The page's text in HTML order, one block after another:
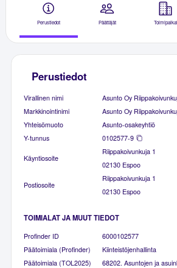
Perustiedot Päättäjät Toimipaikat
Perustiedot
Virallinen nimi
Asunto Oy
Markkinointinimi
Asunto Oy
Yhteisömuoto
Asunto-osakeyhtiö
Y-tunnus
0102577-9
Käyntiosoite
Riippakoivunkuja 1
02130 Espoo
Postiosoite
Riippakoivunkuja 1
02130 Espoo
TOIMIALAT JA MUUT TIEDOT
Profinder ID
6000102577
Päätoimiala (Profinder)
Kiinteistöjenhallinta
Päätoimiala (TOL2025)
68202. Asuntojen ja